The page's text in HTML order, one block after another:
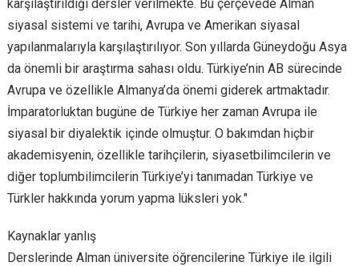
karşılaştırıldığı dersler verilmekte. Bu çerçevede Alman
siyasal sistemi ve tarihi, Avrupa ve Amerikan siyasal
yapılanmalarıyla karşılaştırılıyor. Son yıllarda Güneydoğu Asya
da önemli bir araştırma sahası oldu. Türkiye’nin AB sürecinde
Avrupa ve özellikle Almanya’da önemi giderek artmaktadır.
İmparatorluktan bugüne de Türkiye her zaman Avrupa ile
siyasal bir diyalektik içinde olmuştur. O bakımdan hiçbir
akademisyenin, özellikle tarihçilerin, siyasetbilimcilerin ve
diğer toplumbilimcilerin Türkiye’yi tanımadan Türkiye ve
Türkler hakkında yorum yapma lüksleri yok."
Kaynaklar yanlış
Derslerinde Alman üniversite öğrencilerine Türkiye ile ilgili